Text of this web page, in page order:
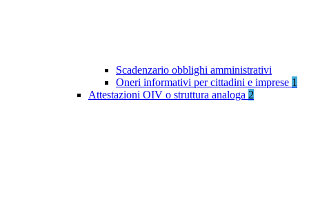
Scadenzario obblighi amministrativi
Oneri informativi per cittadini e imprese 1
Attestazioni OIV o struttura analoga 2